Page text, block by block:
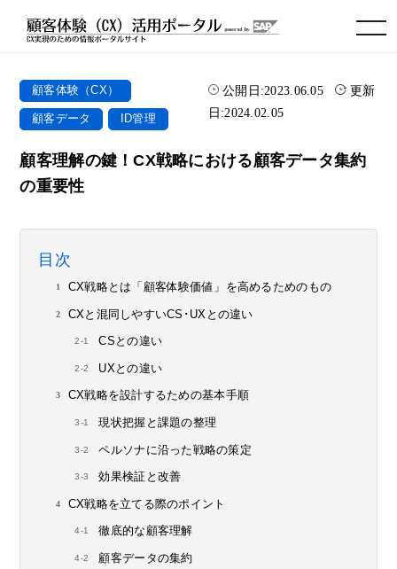
toggle navigation
顧客体験（CX）
顧客データ ID管理
公開日:2023.06.05
更新
日:2024.02.05
顧客理解の鍵！CX戦略における顧客データ集約
の重要性
目次
CX戦略とは「顧客体験価値」を高めるためのもの
CXと混同しやすいCS･UXとの違い
CSとの違い
UXとの違い
CX戦略を設計するための基本手順
現状把握と課題の整理
ペルソナに沿った戦略の策定
効果検証と改善
CX戦略を立てる際のポイント
徹底的な顧客理解
顧客データの集約